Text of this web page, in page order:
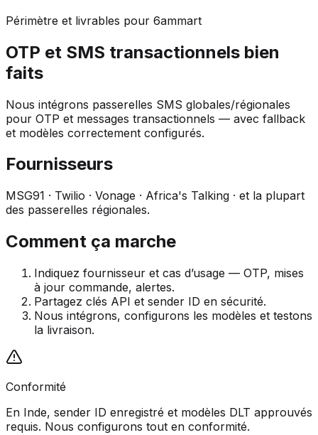
Périmètre et livrables pour 6ammart
OTP et SMS transactionnels bien
faits
Nous intégrons passerelles SMS globales/régionales
pour OTP et messages transactionnels — avec fallback
et modèles correctement configurés.
Fournisseurs
MSG91 · Twilio · Vonage · Africa's Talking · et la plupart
des passerelles régionales.
Comment ça marche
Indiquez fournisseur et cas d’usage — OTP, mises
à jour commande, alertes.
Partagez clés API et sender ID en sécurité.
Nous intégrons, configurons les modèles et testons
la livraison.
Conformité
En Inde, sender ID enregistré et modèles DLT approuvés
requis. Nous configurons tout en conformité.